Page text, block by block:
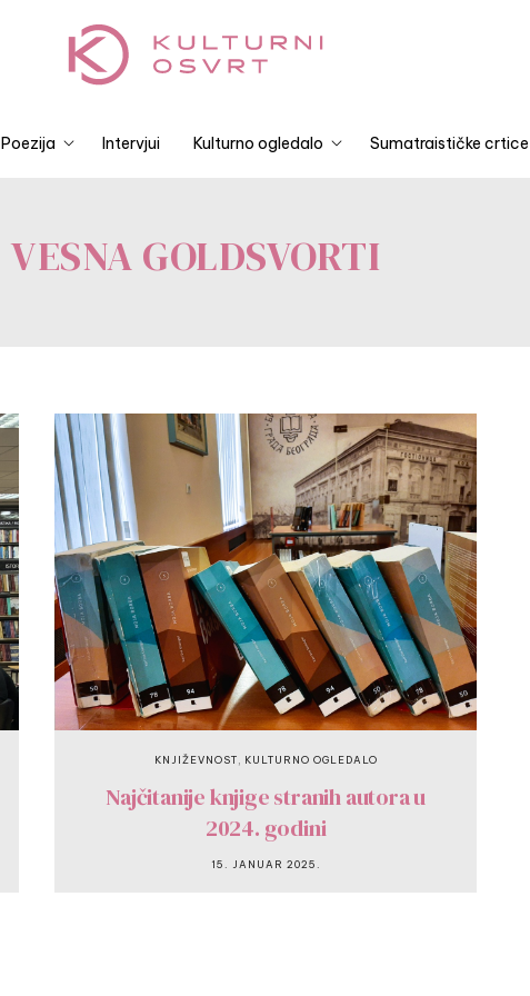
Poezija Intervjui Kulturno ogledalo Sumatraističke crtice
VESNA GOLDSVORTI
KNJIŽEVNOST KULTURNO OGLEDALO
Najčitanije knjige stranih autora u
2024. godini
15. JANUAR 2025.